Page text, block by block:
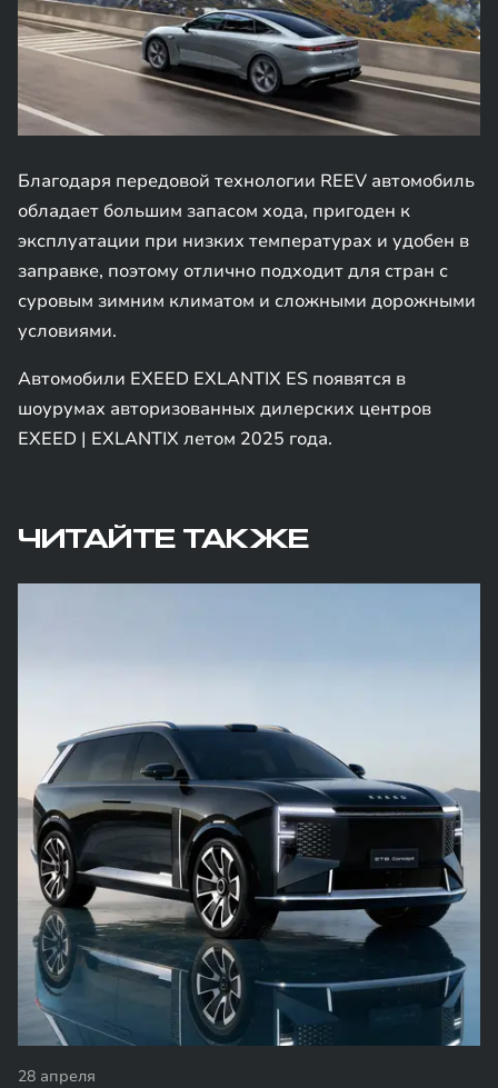
Благодаря передовой технологии REEV автомобиль
обладает большим запасом хода, пригоден к
эксплуатации при низких температурах и удобен в
заправке, поэтому отлично подходит для стран с
суровым зимним климатом и сложными дорожными
условиями.
Автомобили EXEED EXLANTIX ES появятся в
шоурумах авторизованных дилерских центров
EXEED | EXLANTIX летом 2025 года.
ЧИТАЙТЕ ТАКЖЕ
28 апреля